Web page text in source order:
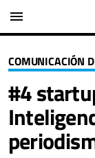
menu
COMUNICACIÓN
#4